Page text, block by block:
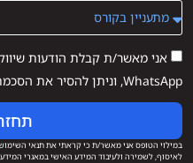
WhatsApp, וניתן להסיר את הסכמתי בכל עת.
במילוי הטופס אני מאשר/ת כי קראתי את תנאי
לאיסוף, לשמירה ולעיבוד המידע האישי במאגרי